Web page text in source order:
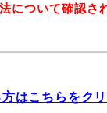
について確認さ
はこちらをク